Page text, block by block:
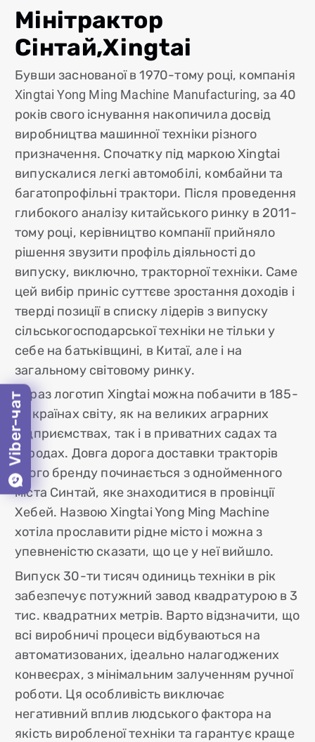
Мінітрактор
Сінтай,Xingtai
Бувши заснованої в 1970-тому році, компанія
Xingtai Yong Ming Machine Manufacturing, за 40
років свого існування накопичила досвід
виробництва машинної техніки різного
призначення. Спочатку під маркою Xingtai
випускалися легкі автомобілі, комбайни та
багатопрофільні трактори. Після проведення
глибокого аналізу китайського ринку в 2011-
тому році, керівництво компанії прийняло
рішення звузити профіль діяльності до
випуску, виключно, тракторної техніки. Саме
цей вибір приніс суттєве зростання доходів і
тверді позиції в списку лідерів з випуску
сільськогосподарської техніки не тільки у
себе на батьківщині, в Китаї, але і на
загальному світовому ринку.
Зараз логотип Xingtai можна побачити в 185-
ти країнах світу, як на великих аграрних
підприємствах, так і в приватних садах та
городах. Довга дорога доставки тракторів
цього бренду починається з однойменного
міста Синтай, яке знаходитися в провінції
Хебей. Назвою Xingtai Yong Ming Machine
хотіла прославити рідне місто і можна з
упевненістю сказати, що це у неї вийшло.
Випуск 30-ти тисяч одиниць техніки в рік
забезпечує потужний завод квадратурою в 3
тис. квадратних метрів. Варто відзначити, що
всі виробничі процеси відбуваються на
автоматизованих, ідеально налагоджених
конвеєрах, з мінімальним залученням ручної
роботи. Ця особливість виключає
негативний вплив людського фактора на
якість виробленої техніки та гарантує краще
Viber-чат